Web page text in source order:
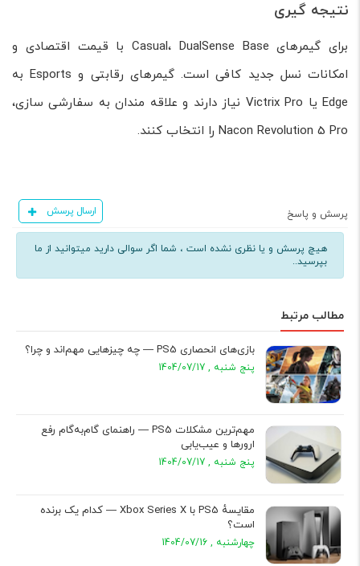
نتیجه گیری
برای گیمرهای Casual، DualSense Base با قیمت اقتصادی و
امکانات نسل جدید کافی است. گیمرهای رقابتی و Esports به
Edge یا Victrix Pro نیاز دارند و علاقه مندان به سفارشی سازی،
Nacon Revolution 5 Pro را انتخاب کنند.
پرسش و پاسخ ارسال پرسش
هیچ پرسش و یا نظری نشده است ، شما اگر سوالی دارید میتوانید از ما
بپرسید..
مطالب مرتبط
بازی‌های انحصاری PS5 — چه چیزهایی مهم‌اند و چرا؟
پنج شنبه , 1404/07/17
مهم‌ترین مشکلات PS5 — راهنمای گام‌به‌گام رفع
ارورها و عیب‌یابی
پنج شنبه , 1404/07/17
مقایسهٔ PS5 با Xbox Series X — کدام یک برنده
است؟
چهارشنبه , 1404/07/16